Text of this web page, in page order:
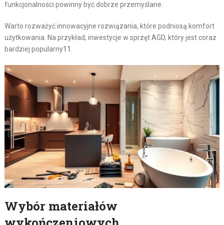
funkcjonalności powinny być dobrze przemyślane.
Warto rozważyć innowacyjne rozwiązania, które podniosą komfort
użytkowania. Na przykład, inwestycje w sprzęt AGD, który jest coraz
bardziej popularny11 .
Wybór materiałów